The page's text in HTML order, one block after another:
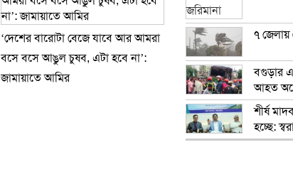
‘দেশের বারোটা বেজে যাবে আর আমরা
বসে বসে আঙুল চুষব, এটা হবে না’:
জামায়াতে আমির
৭ জেলায়
বগুড়ার
আহত
শীর্ষ
হচ্ছে: